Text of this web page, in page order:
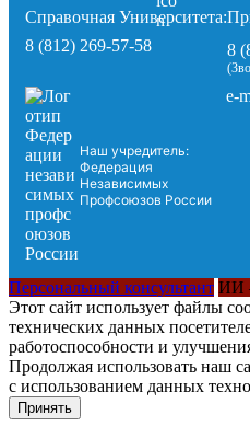
Справочная Университета:
8 (812) 269-57-58
8
Наш учредитель:
Федерация
Независимых
Профсоюзов России
e-
Персональный консультант ИИ
Этот сайт использует файлы
технических данных
работоспособности и
Продолжая использовать наш
с использованием данных
Принять